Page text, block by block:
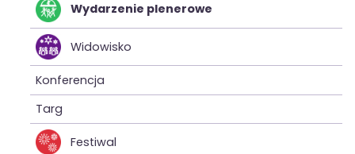
Wydarzenie plenerowe
Widowisko
Konferencja
Targ
Festiwal